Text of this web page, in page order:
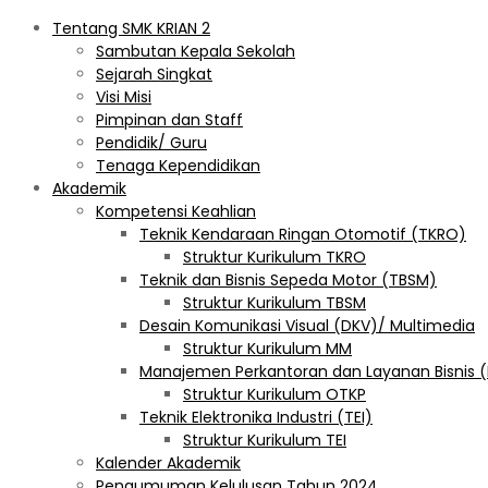
Tentang SMK KRIAN 2
Sambutan Kepala Sekolah
Sejarah Singkat
Visi Misi
Pimpinan dan Staff
Pendidik/ Guru
Tenaga Kependidikan
Akademik
Kompetensi Keahlian
Teknik Kendaraan Ringan Otomotif (TKRO)
Struktur Kurikulum TKRO
Teknik dan Bisnis Sepeda Motor (TBSM)
Struktur Kurikulum TBSM
Desain Komunikasi Visual (DKV)/ Multimedia
Struktur Kurikulum MM
Manajemen Perkantoran dan Layanan Bisnis
Struktur Kurikulum OTKP
Teknik Elektronika Industri (TEI)
Struktur Kurikulum TEI
Kalender Akademik